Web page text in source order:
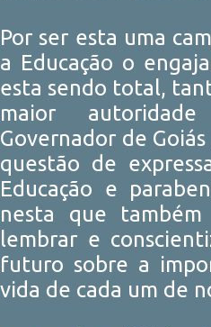
Por ser esta uma
a Educação o
esta sendo total,
maior
Governador de
questão de
Educação e
nesta que
lembrar e
futuro sobre a
vida de cada um de